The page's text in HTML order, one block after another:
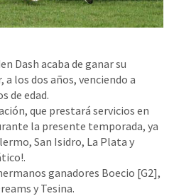
Dash acaba de ganar su
los dos años, venciendo a
de edad.
que prestará servicios en
la presente temporada, ya
San Isidro, La Plata y
ganadores Boecio [G2],
y Tesina.